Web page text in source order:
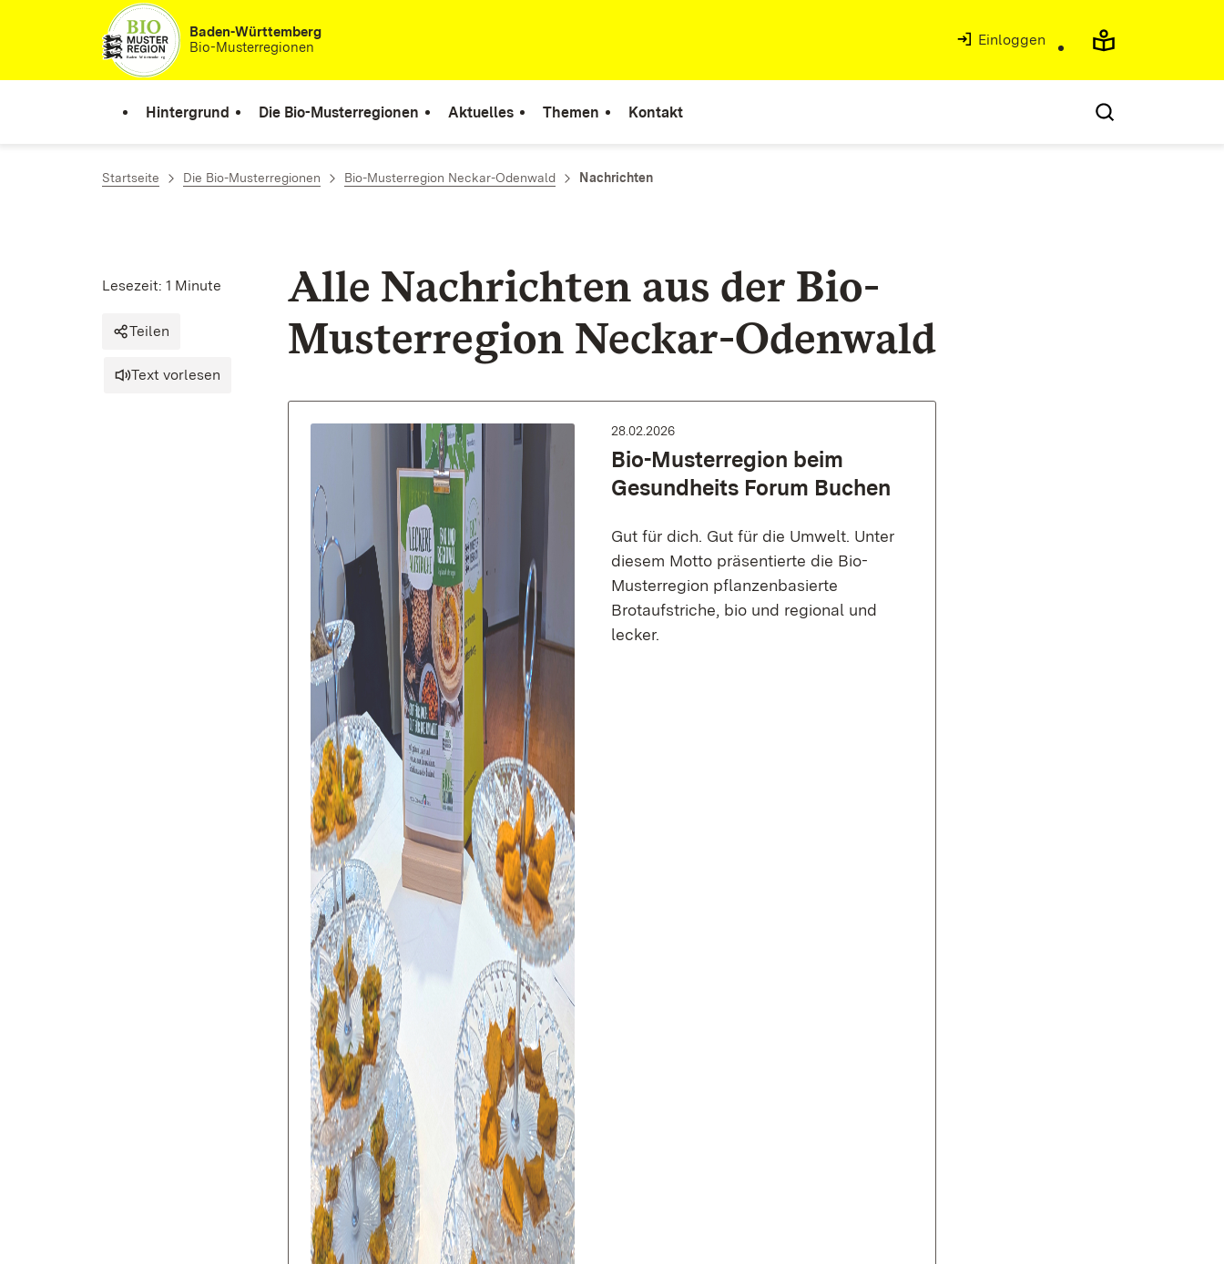
Zum Inhalt springenBaden-Württemberg
Bio-Musterregionen
Einloggen
Hintergrund Die Bio-Musterregionen Aktuelles Themen Kontakt
Startseite Die Bio-Musterregionen Bio-Musterregion Neckar-Odenwald Nachrichten
Alle Nachrichten aus der Bio-
Musterregion Neckar-Odenwald
Lesezeit: 1 Minute
Teilen
Text vorlesen
28.02.2026
Bio-Musterregion beim
Gesundheits Forum Buchen
Gut für dich. Gut für die Umwelt. Unter
diesem Motto präsentierte die Bio-
Musterregion pflanzenbasierte
Brotaufstriche, bio und regional und
lecker.